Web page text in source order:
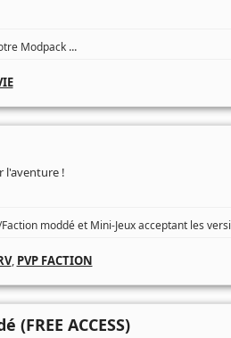
Modpack ...
l'aventure !
moddé et Mini-Jeux acceptant les
, PVP FACTION
ACCESS)